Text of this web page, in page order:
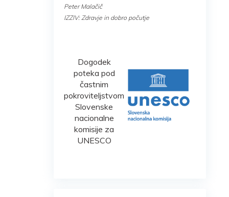
Peter Malačič
IZZIV: Zdravje in dobro počutje
Dogodek
poteka pod
častnim
pokroviteljstvom
Slovenske
nacionalne
komisije za
UNESCO